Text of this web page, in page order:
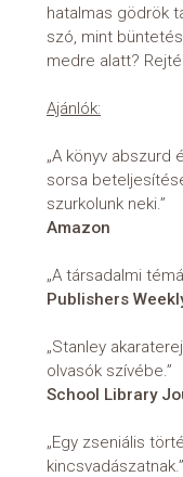
hatalmas gödrök
szó, mint
medre alatt?
Ajánlók:
„A könyv
sorsa
szurkolunk neki.”
Amazon
„A társadalmi
Publishers
„Stanley
olvasók szívébe.”
School Library
„Egy zseniális
kincsvadászatnak.”